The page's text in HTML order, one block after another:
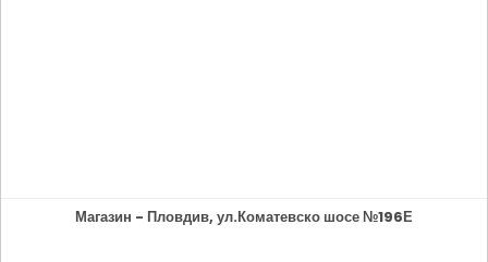
Магазин - Пловдив, ул.Коматевско шосе №196Е